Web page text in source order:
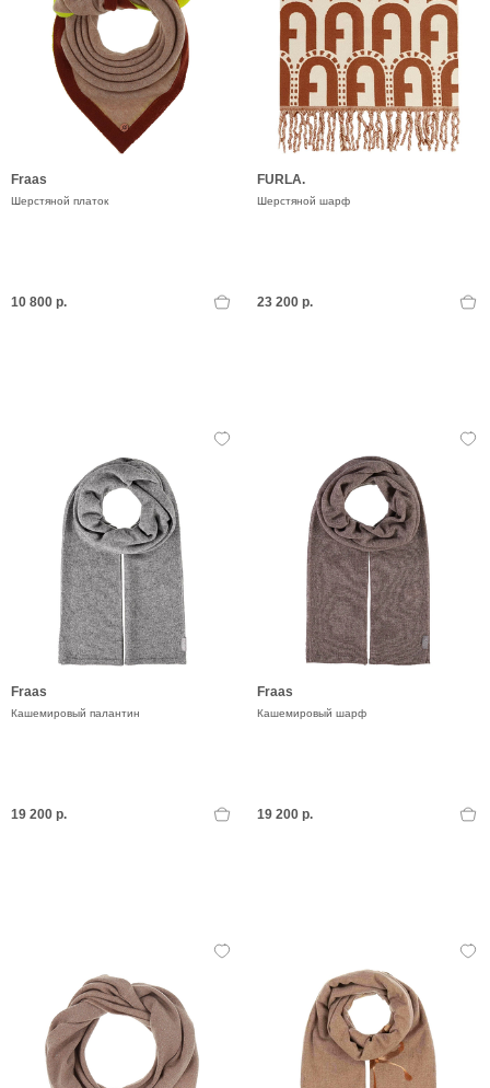
Fraas
Шерстяной платок
10 800 р.
FURLA.
Шерстяной шарф
23 200 р.
Fraas
Кашемировый палантин
19 200 р.
Fraas
Кашемировый шарф
19 200 р.